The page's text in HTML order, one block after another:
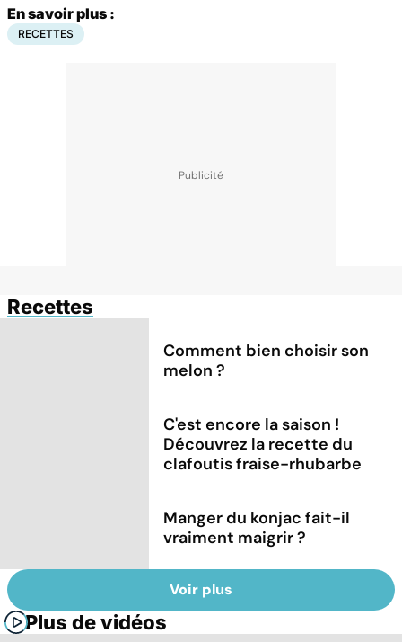
En savoir plus :
RECETTES
Recettes
Comment bien choisir son
melon ?
C'est encore la saison !
Découvrez la recette du
clafoutis fraise-rhubarbe
Manger du konjac fait-il
vraiment maigrir ?
Voir plus
Plus de vidéos